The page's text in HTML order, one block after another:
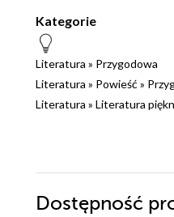
Kategorie
Literatura » Przygodowa
Literatura » Powieść »
Literatura » Literatura
Dostępność